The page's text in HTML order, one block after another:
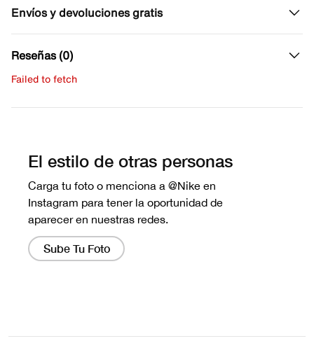
Envíos y devoluciones gratis
Reseñas (0)
Failed to fetch